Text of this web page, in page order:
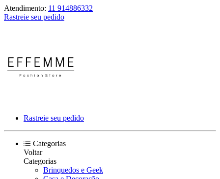
Atendimento: 11 914886332
Rastreie seu pedido
Rastreie seu pedido
Categorias
Voltar
Categorias
Brinquedos e Geek